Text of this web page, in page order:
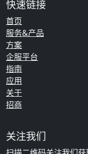
快速链接
首页
服务&产品
方案
企服平台
指南
应用
关于
招商
关注我们